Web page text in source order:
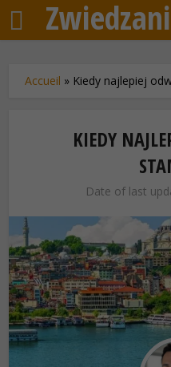
Accueil » Kiedy najlepiej
KIEDY
Date of last